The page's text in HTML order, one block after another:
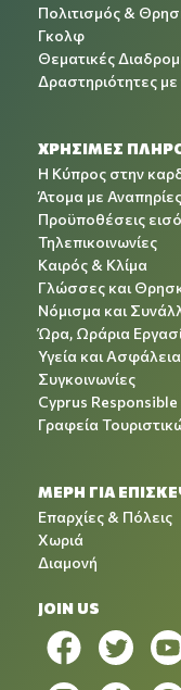
Πολιτισμός &
Γκολφ
Θεματικές
Δραστηριότητες με
ΧΡΉΣΙΜΕΣ
Η Κύπρος στην
Άτομα με Αναπηρίες
Προϋποθέσεις
Τηλεπικοινωνίες
Καιρός & Κλίμα
Γλώσσες και
Νόμισμα και
Ώρα, Ωράρια
Υγεία και Ασφάλεια
Συγκοινωνίες
Cyprus
Γραφεία
ΜΕΡΗ ΓΙΑ
Επαρχίες & Πόλεις
Χωριά
Διαμονή
JOIN US